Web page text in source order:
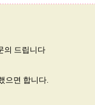
의 드립니다
으면 합니다.